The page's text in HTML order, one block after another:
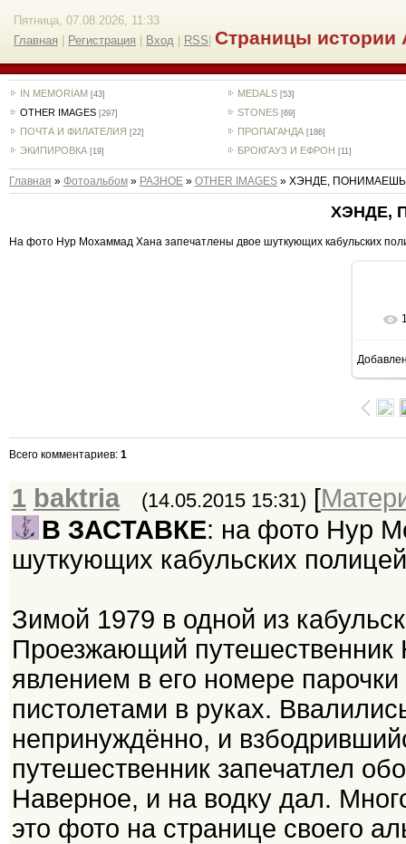
Пятница, 07.08.2026, 11:33
Главная
Регистрация Вход RSS Страницы истории
IN MEMORIAM [43] MEDALS [53]
OTHER IMAGES [297] STONES [69]
ПОЧТА И ФИЛАТЕЛИЯ [22] ПРОПАГАНДА [186]
ЭКИПИРОВКА [19] БРОКГАУЗ И ЕФРОН [11]
Главная » Фотоальбом» РАЗНОЕ» OTHER IMAGES» ХЭНДЕ,
ХЭНДЕ,
На фото Нур Мохаммад Хана запечатлены двое шуткующих кабульских
Всего комментариев: 1
1 baktria (14.05.2015 15:31) [
В ЗАСТАВКЕ: на фото Нур
шуткующих кабульских
Зимой 1979 в одной из
Проезжающий
явлением в его номере
пистолетами в руках.
непринуждённо, и
путешественник запечатлел
Наверное, и на водку дал.
это фото на странице своего